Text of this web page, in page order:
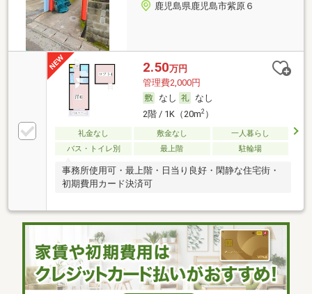
鹿児島県鹿児島市紫原６
2.50万円
管理費2,000円
なし
なし
2階 / 1K（20m2）
礼金なし 敷金なし
一人暮らし
バス・トイレ別
最上階 駐輪場
事務所使用可・最上階・日当り良好・閑静な住宅街・
初期費用カード決済可